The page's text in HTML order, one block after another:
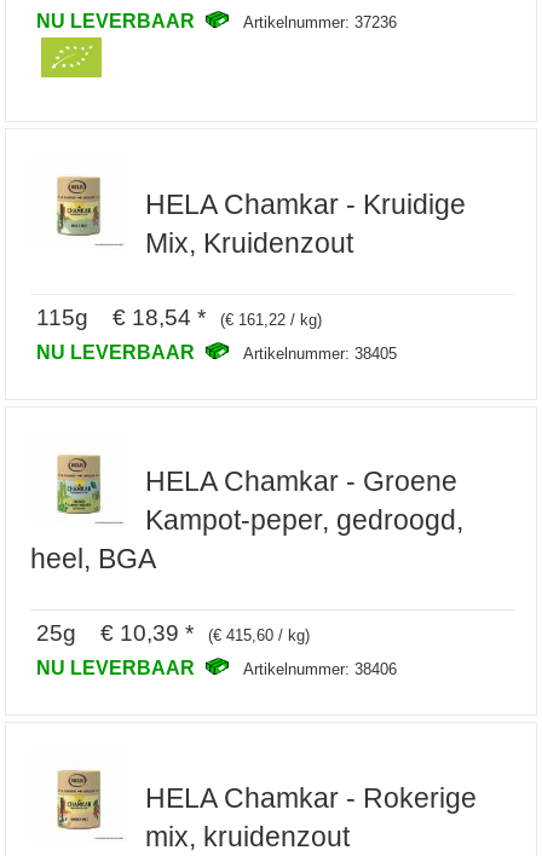
NU LEVERBAAR Artikelnummer: 37236
HELA Chamkar - Kruidige
Mix, Kruidenzout
115g € 18,54 * (€ 161,22 / kg)
NU LEVERBAAR Artikelnummer: 38405
HELA Chamkar - Groene
Kampot-peper, gedroogd,
heel, BGA
25g € 10,39 * (€ 415,60 / kg)
NU LEVERBAAR Artikelnummer: 38406
HELA Chamkar - Rokerige
mix, kruidenzout